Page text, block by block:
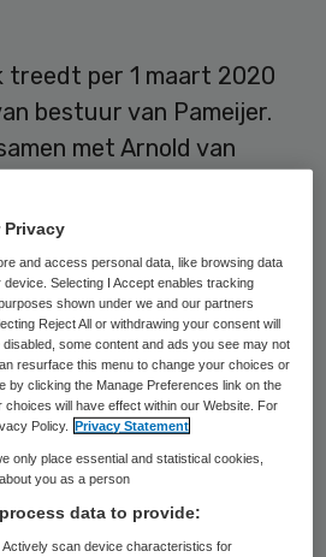
treedt per 1 maart 2020
bestuur van Pameijer.
met Arnold van
vormen.
2011 werkzaam als
de Bruggen. Eerder
onder meer Pieter van
en
Ze brengt naast haar
en kennis een duidelijke
mentaliteit mee.
Privacy
and access personal data, like browsing data
Selecting I Accept enables tracking
shown under we and our partners
Reject All or withdrawing your consent will
some content and ads you see may not
resurface this menu to change your choices or
by clicking the Manage Preferences link on the
choices will have effect within our Website. For
Policy.
Privacy Statement
only place essential and statistical cookies,
you as a person
data to provide:
scan device characteristics for